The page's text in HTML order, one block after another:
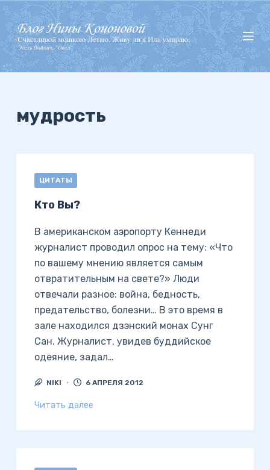
П
е
р
е
й
мудрость
ЦИТАТЫ
Кто Вы?
В американском аэропорту Кеннеди
журналист проводил опрос на тему: «Что
по вашему мнению является самым
отвратительным на свете?» Люди
отвечали разное: война, бедность,
предательство, болезни… В это время в
зале находился дзэнский монах Сунг
Сан. Журналист, увидев буддийское
одеяние, задал…
NIKI 6 АПРЕЛЯ 2012
Читать далее